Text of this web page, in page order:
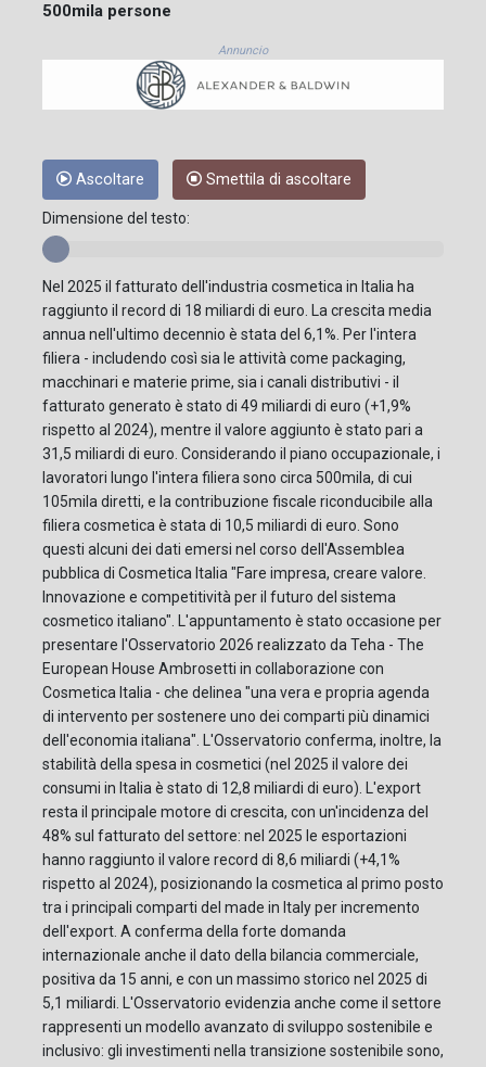
500mila persone
Annuncio
Ascoltare Smettila di ascoltare
Dimensione del testo:
Nel 2025 il fatturato dell'industria cosmetica in Italia ha
raggiunto il record di 18 miliardi di euro. La crescita media
annua nell'ultimo decennio è stata del 6,1%. Per l'intera
filiera - includendo così sia le attività come packaging,
macchinari e materie prime, sia i canali distributivi - il
fatturato generato è stato di 49 miliardi di euro (+1,9%
rispetto al 2024), mentre il valore aggiunto è stato pari a
31,5 miliardi di euro. Considerando il piano occupazionale, i
lavoratori lungo l'intera filiera sono circa 500mila, di cui
105mila diretti, e la contribuzione fiscale riconducibile alla
filiera cosmetica è stata di 10,5 miliardi di euro. Sono
questi alcuni dei dati emersi nel corso dell'Assemblea
pubblica di Cosmetica Italia "Fare impresa, creare valore.
Innovazione e competitività per il futuro del sistema
cosmetico italiano". L'appuntamento è stato occasione per
presentare l'Osservatorio 2026 realizzato da Teha - The
European House Ambrosetti in collaborazione con
Cosmetica Italia - che delinea "una vera e propria agenda
di intervento per sostenere uno dei comparti più dinamici
dell'economia italiana". L'Osservatorio conferma, inoltre, la
stabilità della spesa in cosmetici (nel 2025 il valore dei
consumi in Italia è stato di 12,8 miliardi di euro). L'export
resta il principale motore di crescita, con un'incidenza del
48% sul fatturato del settore: nel 2025 le esportazioni
hanno raggiunto il valore record di 8,6 miliardi (+4,1%
rispetto al 2024), posizionando la cosmetica al primo posto
tra i principali comparti del made in Italy per incremento
dell'export. A conferma della forte domanda
internazionale anche il dato della bilancia commerciale,
positiva da 15 anni, e con un massimo storico nel 2025 di
5,1 miliardi. L'Osservatorio evidenzia anche come il settore
rappresenti un modello avanzato di sviluppo sostenibile e
inclusivo: gli investimenti nella transizione sostenibile sono,